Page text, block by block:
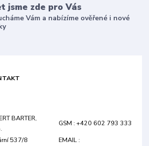
jsme zde pro Vás
Vám a nabízíme ověřené i nové
BARTER,
GSM : +420 602 793 333
537/8
EMAIL :